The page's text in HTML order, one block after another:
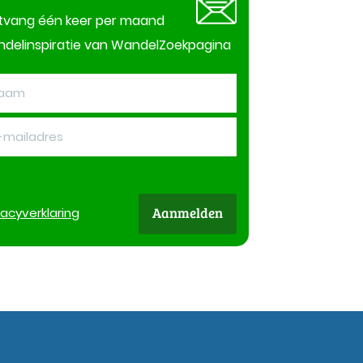
één keer per maand
van WandelZoekpagina
verklaring Aanmelden